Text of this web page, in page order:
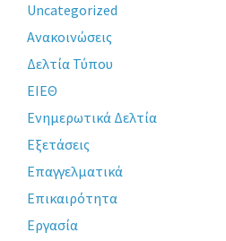
Uncategorized
Ανακοινώσεις
Δελτία Τύπου
ΕΙΕΘ
Ενημερωτικά Δελτία
Εξετάσεις
Επαγγελματικά
Επικαιρότητα
Εργασία